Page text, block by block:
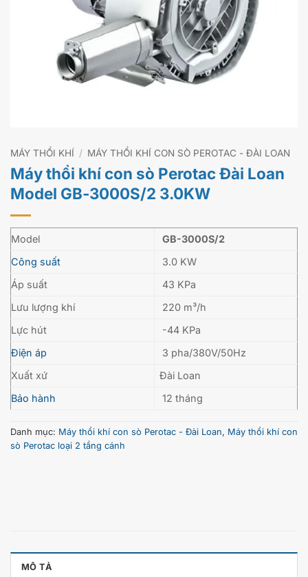
MÁY THỔI KHÍ / MÁY THỔI KHÍ CON SÒ PEROTAC - ĐÀI LOAN
Máy thổi khí con sò Perotac Đài Loan
Model GB-3000S/2 3.0KW
Model
GB-3000S/2
Công suất
3.0 KW
Áp suất
43 KPa
Lưu lượng khí
220 m³/h
Lực hút
-44 KPa
Điện áp
3 pha/380V/50Hz
Xuất xứ
Đài Loan
Bảo hành
12 tháng
Danh mục: Máy thổi khí con sò Perotac - Đài Loan, Máy thổi khí con
sò Perotac loại 2 tầng cánh
MÔ TẢ